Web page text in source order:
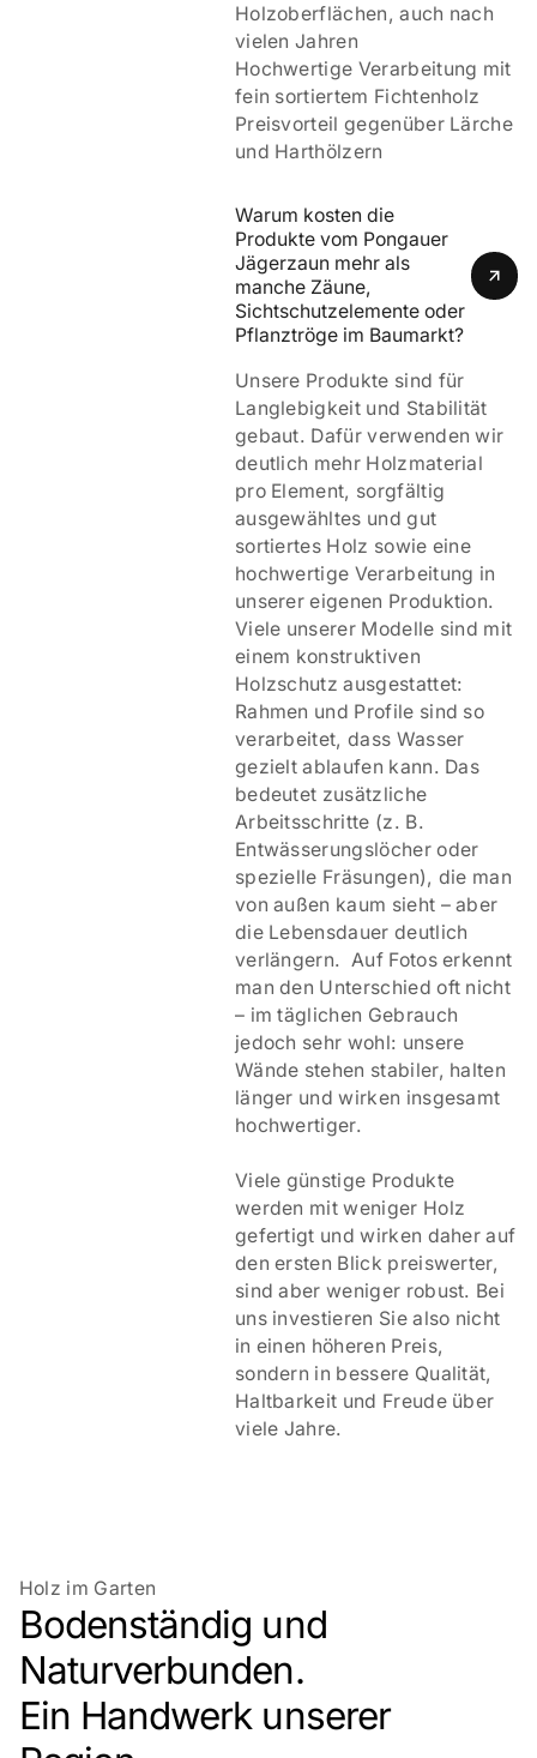
Holzoberflächen, auch nach
vielen Jahren
Hochwertige Verarbeitung mit
fein sortiertem Fichtenholz
Preisvorteil gegenüber Lärche
und Harthölzern
Warum kosten die
Produkte vom Pongauer
Jägerzaun mehr als
manche Zäune,
Sichtschutzelemente oder
Pflanztröge im Baumarkt?
Unsere Produkte sind für
Langlebigkeit und Stabilität
gebaut. Dafür verwenden wir
deutlich mehr Holzmaterial
pro Element, sorgfältig
ausgewähltes und gut
sortiertes Holz sowie eine
hochwertige Verarbeitung in
unserer eigenen Produktion.
Viele unserer Modelle sind mit
einem konstruktiven
Holzschutz ausgestattet:
Rahmen und Profile sind so
verarbeitet, dass Wasser
gezielt ablaufen kann. Das
bedeutet zusätzliche
Arbeitsschritte (z. B.
Entwässerungslöcher oder
spezielle Fräsungen), die man
von außen kaum sieht – aber
die Lebensdauer deutlich
verlängern. Auf Fotos erkennt
man den Unterschied oft nicht
– im täglichen Gebrauch
jedoch sehr wohl: unsere
Wände stehen stabiler, halten
länger und wirken insgesamt
hochwertiger.
Viele günstige Produkte
werden mit weniger Holz
gefertigt und wirken daher auf
den ersten Blick preiswerter,
sind aber weniger robust. Bei
uns investieren Sie also nicht
in einen höheren Preis,
sondern in bessere Qualität,
Haltbarkeit und Freude über
viele Jahre.
Holz im Garten
Bodenständig und
Naturverbunden.
Ein Handwerk unserer